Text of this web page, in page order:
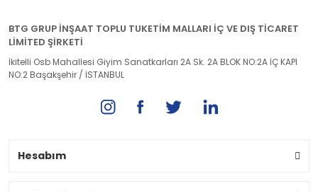
BTG GRUP İNŞAAT TOPLU TUKETİM MALLARI İÇ VE DIŞ TİCARET
LİMİTED ŞİRKETİ
İkitelli Osb Mahallesi Giyim Sanatkarları 2A Sk. 2A BLOK NO:2A İÇ KAPI
NO:2 Başakşehir / İSTANBUL
Hesabım